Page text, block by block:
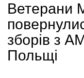
Ветерани
зборів з
Польщі